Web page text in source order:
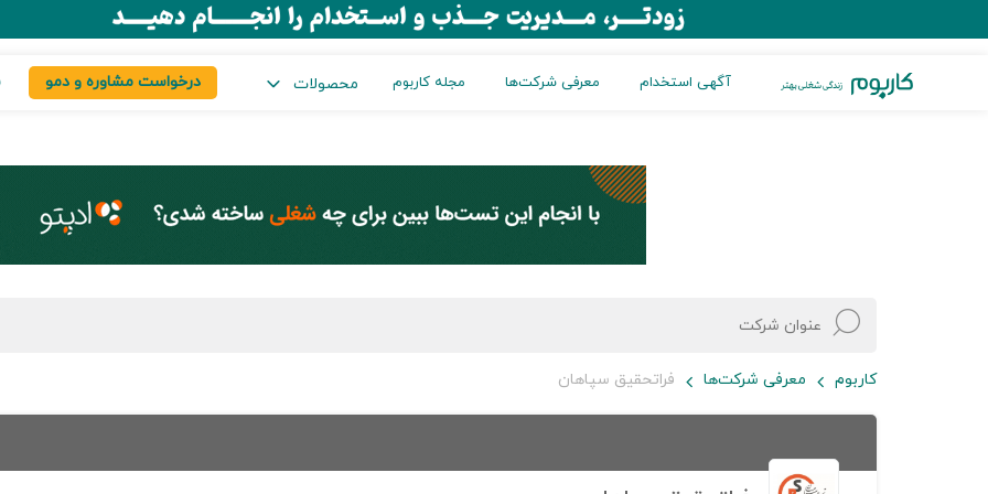
آگهی استخدام معرفی شرکت‌ها مجله کاربوم محصولات درخواست مشاوره و دمو
کاربوم معرفی شرکت‌ها فراتحقیق سپاهان